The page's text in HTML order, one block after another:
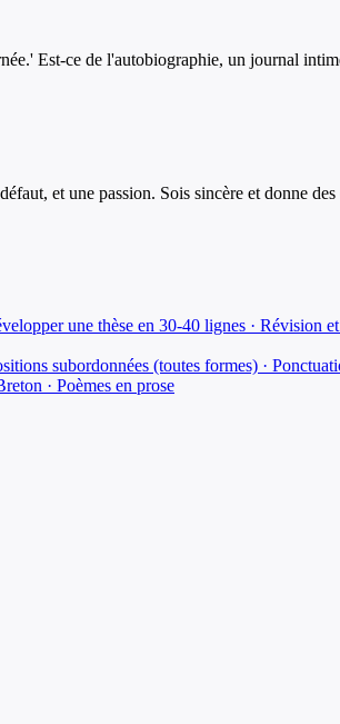
Est-ce de l'autobiographie, un journal
et une passion. Sois sincère et donne des
une thèse en 30-40 lignes · Révision
subordonnées (toutes formes) ·
· Poèmes en prose